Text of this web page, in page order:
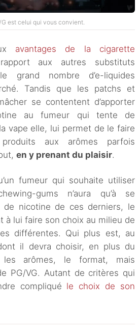
est celui qui vous convient.
avantages de la cigarette
aux autres substituts
grand nombre d’e-liquides
Tandis que les patchs et
se contentent d’apporter
au fumeur qui tente de
vape elle, lui permet de le faire
aux arômes parfois
en y prenant du plaisir.
fumeur qui souhaite utiliser
gums n’aura qu’à se
de nicotine de ces derniers, le
à lui faire son choix au milieu de
différentes. Qui plus est, au
il devra choisir, en plus du
arômes, le format, mais
PG/VG. Autant de critères qui
compliqué le choix de son